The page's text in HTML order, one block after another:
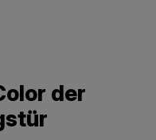
der